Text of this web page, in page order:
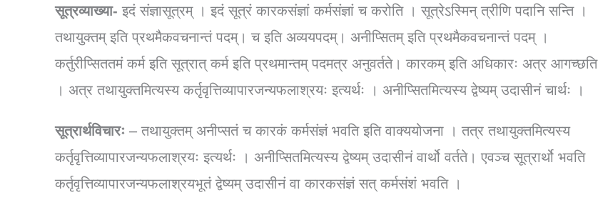
सूत्रव्याख्या- इदं संज्ञासूत्रम् । इदं सूत्रं कारकसंज्ञां कर्मसंज्ञां च करोति । सूत्रेऽस्मिन् त्रीणि पदानि सन्ति ।
तथायुक्तम् इति प्रथमैकवचनान्तं पदम्। च इति अव्ययपदम्। अनीप्सितम् इति प्रथमैकवचनान्तं पदम् ।
कर्तुरीप्सिततमं कर्म इति सूत्रात् कर्म इति प्रथमान्तम् पदमत्र अनुवर्तते। कारकम् इति अधिकारः अत्र आगच्छति
। अत्र तथायुक्तमित्यस्य कर्तृवृत्तिव्यापारजन्यफलाश्रयः इत्यर्थः । अनीप्सितमित्यस्य द्वेष्यम् उदासीनं चार्थः ।
सूत्रार्थविचारः – तथायुक्तम् अनीप्सतं च कारकं कर्मसंज्ञं भवति इति वाक्ययोजना । तत्र तथायुक्तमित्यस्य
कर्तृवृत्तिव्यापारजन्यफलाश्रयः इत्यर्थः । अनीप्सितमित्यस्य द्वेष्यम् उदासीनं वार्थो वर्तते। एवञ्च सूत्रार्थो भवति
कर्तृवृत्तिव्यापारजन्यफलाश्रयभूतं द्वेष्यम् उदासीनं वा कारकसंज्ञं सत् कर्मसंशं भवति ।